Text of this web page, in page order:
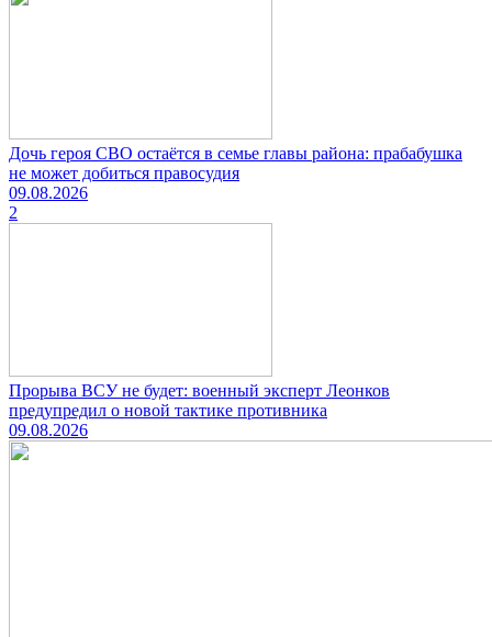
Дочь героя СВО остаётся в семье главы района: прабабушка
не может добиться правосудия
09.08.2026
2
Прорыва ВСУ не будет: военный эксперт Леонков
предупредил о новой тактике противника
09.08.2026